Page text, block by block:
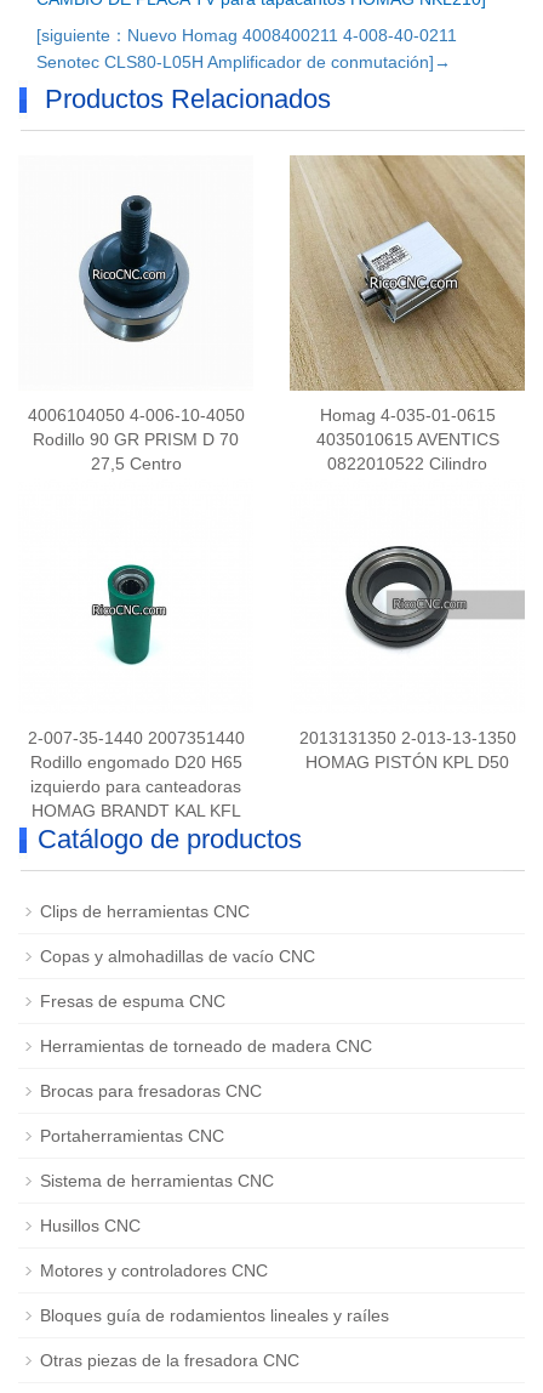
[siguiente：Nuevo Homag 4008400211 4-008-40-0211
Senotec CLS80-L05H Amplificador de conmutación]→
Productos Relacionados
4006104050 4-006-10-4050
Rodillo 90 GR PRISM D 70
27,5 Centro
Homag 4-035-01-0615
4035010615 AVENTICS
0822010522 Cilindro
2-007-35-1440 2007351440
Rodillo engomado D20 H65
izquierdo para canteadoras
HOMAG BRANDT KAL KFL
Ambition
2013131350 2-013-13-1350
HOMAG PISTÓN KPL D50
Catálogo de productos
Clips de herramientas CNC
Copas y almohadillas de vacío CNC
Fresas de espuma CNC
Herramientas de torneado de madera CNC
Brocas para fresadoras CNC
Portaherramientas CNC
Sistema de herramientas CNC
Husillos CNC
Motores y controladores CNC
Bloques guía de rodamientos lineales y raíles
Otras piezas de la fresadora CNC